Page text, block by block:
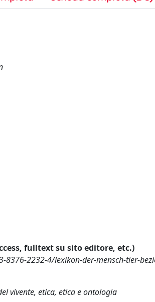
fulltext su sito editore, etc.)
2232-4/lexikon-der-mensch-tier-
vivente, etica, etica e ontologia